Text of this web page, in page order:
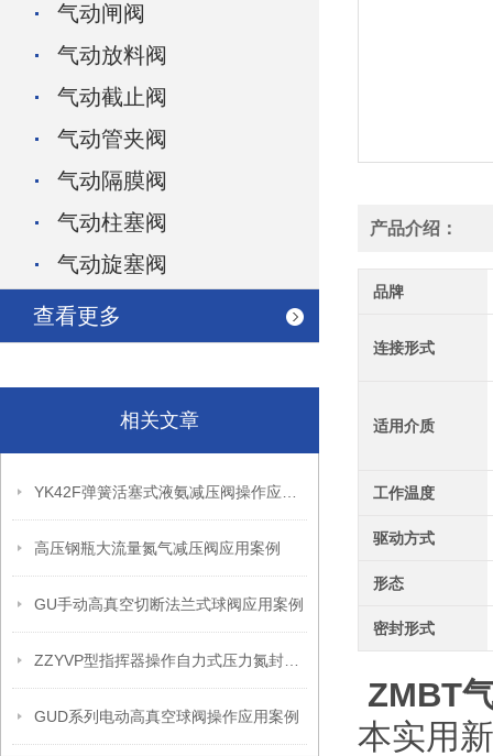
气动闸阀
气动放料阀
气动截止阀
气动管夹阀
气动隔膜阀
气动柱塞阀
气动旋塞阀
查看更多
相关文章
高压钢瓶大流量氮气减压阀应用案例
GU手动高真空切断法兰式球阀应用案例
GUD系列电动高真空球阀操作应用案例
产品介绍：
品牌
连接形式
适用介质
工作温度
驱动方式
形态
密封形式
ZMBT
本实用